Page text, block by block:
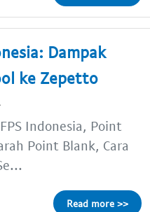
Dampak
ke Zepetto
Indonesia, Point
Point Blank, Cara
Read more >>